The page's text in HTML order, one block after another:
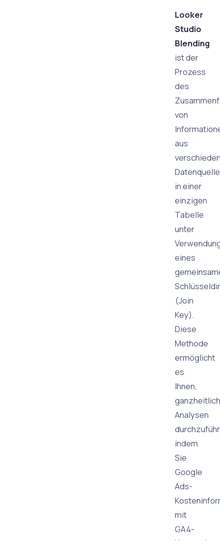
Looker
Studio
Blending
ist der
Prozess
des
von
aus
in einer
einzigen
Tabelle
unter
eines
(Join
Key).
Diese
Methode
ermöglicht
es
Ihnen,
Analysen
indem
Sie
Google
Ads-
mit
GA4-